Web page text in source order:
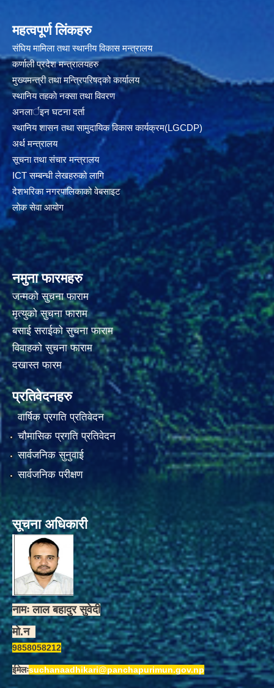
महत्वपूर्ण लिंकहरु
संघिय मामिला तथा स्थानीय विकास मन्त्रालय
कर्णाली प्रदेश मन्त्रालयहरु
मुख्यमन्त्री तथा मन्त्रिपरिषद्को कार्यालय
स्थानिय तहकाे नक्सा तथा विवरण
अनलार्इन घटना दर्ता
स्थानिय शासन तथा सामुदायिक विकास कार्यक्रम(LGCDP)
अर्थ मन्त्रालय
सूचना तथा संचार मन्त्रालय
ICT सम्बन्धी लेखहरुको लागि
देशभरिका नगरपालिकाको वेबसाइट
लोक सेवा आयोग
नमुना फारमहरु
जन्मको सुचना फाराम
मृत्युको सुचना फाराम
बसाई सराईको सुचना फाराम
विवाहको सुचना फाराम
दखास्त फारम
प्रतिवेदनहरु
वार्षिक प्रगति प्रतिवेदन
चौमासिक प्रगति प्रतिवेदन
सार्वजनिक सुनुवाई
सार्वजनिक परीक्षण
सूचना अधिकारी
नामः लाल बहादुर सुवेदी
मो.न
9858058212
ईमेलःsuchanaadhikari@panchapurimun.gov.np